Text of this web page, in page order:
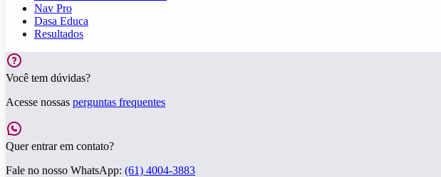
Nav Pro
Dasa Educa
Resultados
Você tem dúvidas?
Acesse nossas perguntas frequentes
Quer entrar em contato?
Fale no nosso WhatsApp: (61) 4004-3883